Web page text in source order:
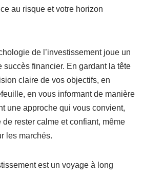
au risque et votre horizon
de l’investissement joue un
succès financier. En gardant la tête
claire de vos objectifs, en
en vous informant de manière
une approche qui vous convient,
rester calme et confiant, même
les marchés.
est un voyage à long